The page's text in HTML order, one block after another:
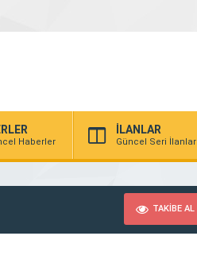
Haberler
İLANLAR
Güncel Seri İlanlar
TAKİBE AL